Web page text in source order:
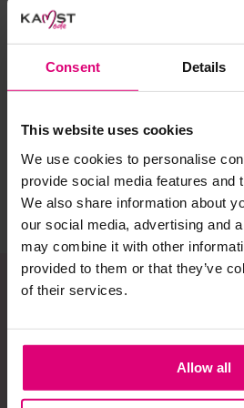
Consent Details
This website uses cookies
We use cookies to personalise
provide social media features and
We also share information about
our social media, advertising and
may combine it with other
provided to them or that they’ve
of their services.
Allow all
Selecteer het wasgoed op kleur
wasmiddel.
Allereerst: stel het wassen zo
Was in de wasmachine op een
voorkomt wrijving en pilling.
Was zo koud mogelijk.
Droog het kledingstuk liggend op
Controleer na het wassen op
kledingstuk indien nodig met een
Strijkijzer/droogtrommel:
Kledingstukken met elastine zijn
van het strijkijzer en/of de
€ 89,95
Schrijf je in